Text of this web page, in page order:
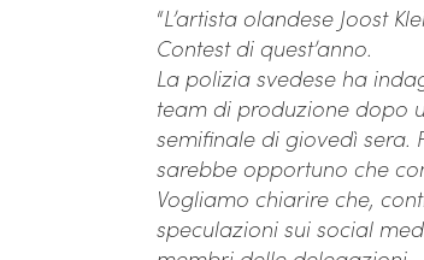
“L’artista olandese Joost
Contest di quest’anno.
La polizia svedese ha
team di produzione dopo
semifinale di giovedì sera.
sarebbe opportuno che
Vogliamo chiarire che,
speculazioni sui social